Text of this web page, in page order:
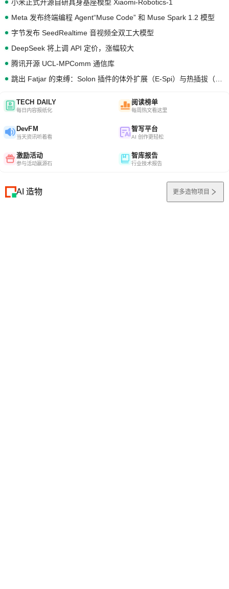
小米正式开源自研具身基座模型 Xiaomi-Robotics-1
Meta 发布终端编程 Agent“Muse Code” 和 Muse Spark 1.2 模型
字节发布 SeedRealtime 音视频全双工大模型
DeepSeek 将上调 API 定价，涨幅较大
腾讯开源 UCL-MPComm 通信库
TECH DAILY
每日内容报纸化
阅读榜单
每周热文看这里
DevFM
当天资讯听着看
智写平台
AI 创作更轻松
激励活动
参与活动赢源石
智库报告
行业技术报告
AI 造物 更多造物项目